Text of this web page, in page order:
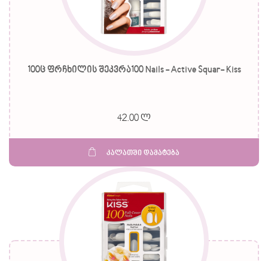
100ც ფრჩხილის შეკვრა100 Nails - Active Squar- Kiss
42.00 ლ
კალათში დამატება